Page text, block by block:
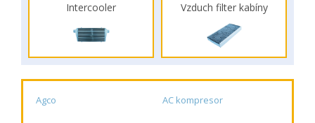
Intercooler Vzduch filter kabíny
Agco AC kompresor